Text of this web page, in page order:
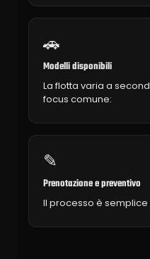
🚗
Modelli disponibili
La flotta varia a
focus comune:
✎
Prenotazione e preventivo
Il processo è semplice